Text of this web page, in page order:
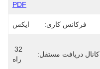
PDF
فرکانس کاری: ایکس
کانال دریافت مستقل:
راه